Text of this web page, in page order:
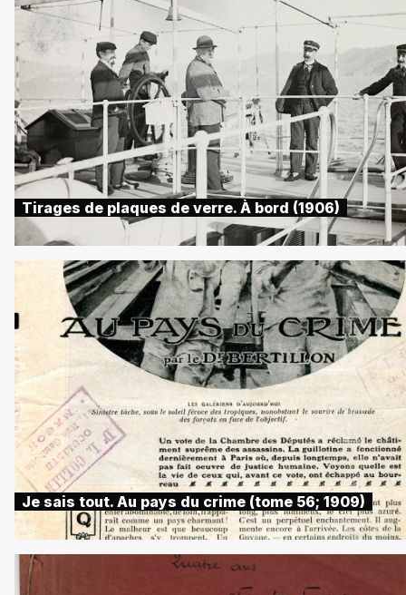
Tirages de plaques de verre. À bord (1906)
Je sais tout. Au pays du crime (tome 56; 1909)